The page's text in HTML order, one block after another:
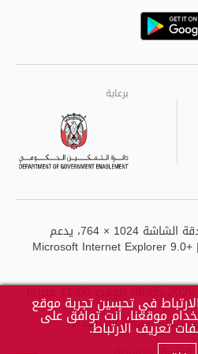
برعاية
أفضل عرض لهذا الموقع هو دقة الشاشة 1024 × 764، يدعم
Microsoft Internet Explorer
شروط الاستخدام
في تحسين تجربة موقع
موقعنا، أنت توافق على
تعريف الارتباط.